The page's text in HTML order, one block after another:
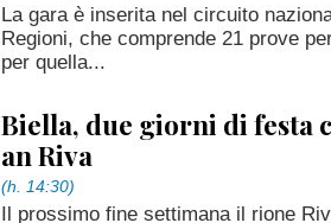
La gara è inserita nel circuito
Regioni, che comprende 21 prove
per quella...
Biella, due giorni di festa
an Riva
(h. 14:30)
Il prossimo fine settimana il rione